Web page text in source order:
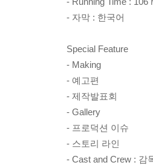
- 자막 : 한국어
Special Feature
- Making
- 예고편
- 제작발표회
- Gallery
- 프로덕션 이슈
- 스토리 라인
- Cast and Crew : 감